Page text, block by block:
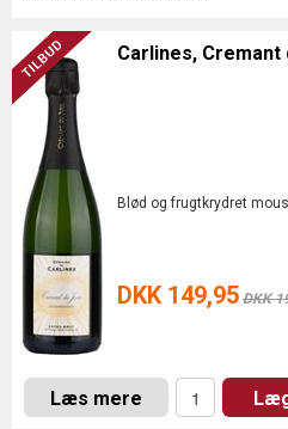
Carlines, Cremant
Blød og frugtkrydret
DKK 149,95 DKK
Læs mere